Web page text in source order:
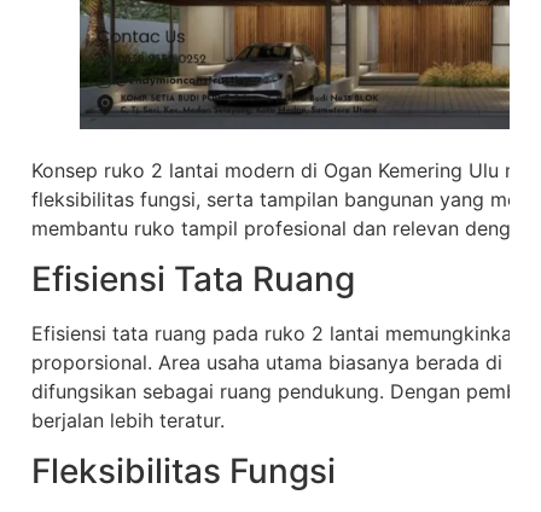
Konsep ruko 2 lantai modern di Ogan Kemering Ulu
fleksibilitas fungsi, serta tampilan bangunan yang
membantu ruko tampil profesional dan relevan dengan
Efisiensi Tata Ruang
Efisiensi tata ruang pada ruko 2 lantai memungkinkan
proporsional. Area usaha utama biasanya berada di
difungsikan sebagai ruang pendukung. Dengan
berjalan lebih teratur.
Fleksibilitas Fungsi